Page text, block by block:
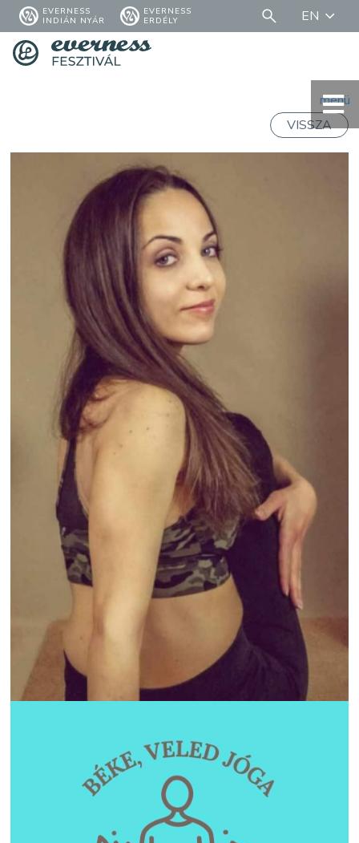
EVERNESS
INDIÁN NYÁR
EVERNESS
ERDÉLY
EN
menü
VISSZA